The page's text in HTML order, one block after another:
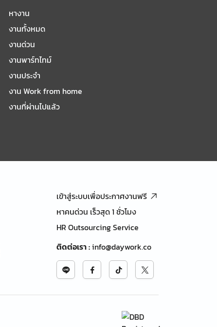
หางาน
งานทั้งหมด
งานด่วน
งานพาร์ทไทม์
งานประจำ
งาน Work from home
งานที่ผ่านไปแล้ว
เข้าสู่ระบบเพื่อประกาศงานฟรี
หาคนด่วน เร็วสุด 1 ชั่วโมง
HR Outsourcing Service
ติดต่อเรา:info@daywork.co